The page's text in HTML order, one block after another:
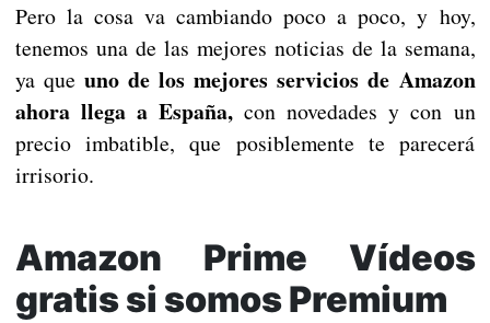
Pero la cosa va cambiando poco a poco, y hoy,
tenemos una de las mejores noticias de la semana,
ya que uno de los mejores servicios de Amazon
ahora llega a España,con novedades y con un
precio imbatible, que posiblemente te parecerá
irrisorio.
Amazon Prime Vídeos
gratis si somos Premium